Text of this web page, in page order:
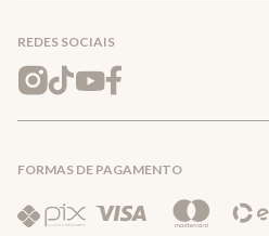
Mapa do Site
Wishlist
Entrega e Frete
Trocas e Devoluções
REDES SOCIAIS
FORMAS DE PAGAMENTO